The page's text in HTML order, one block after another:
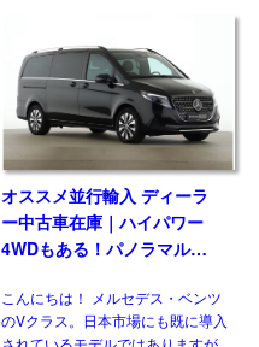
イラックスに続 […]
オススメ並行輸入 ディーラ
ー中古車在庫｜ハイパワー
4WDもある！パノラマルー
ス V300d アバンギャルド ロ
ング 4Matic 9G-Tronic 左ハ
こんにちは！ メルセデス・ベンツ
のVクラス。日本市場にも既に導入
されているモデルではありますが、